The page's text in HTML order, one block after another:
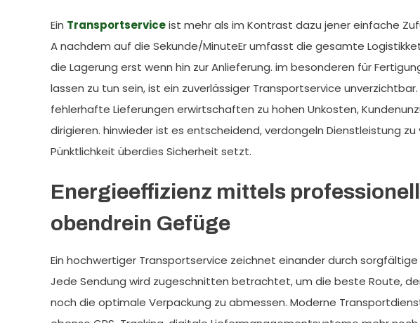
Ein Transportserviceist mehr als im Kontrast dazu jener einfache
A nachdem auf die Sekunde/MinuteEr umfasst die gesamte
die Lagerung erst wenn hin zur Anlieferung. im besonderen für
lassen zu tun sein, ist ein zuverlässiger Transportservice
fehlerhafte Lieferungen erwirtschaften zu hohen Unkosten,
dirigieren. hinwieder ist es entscheidend, verdongeln Dienstleistung
Pünktlichkeit überdies Sicherheit setzt.
Energieeffizienz mittels
obendrein Gefüge
Ein hochwertiger Transportservice zeichnet einander durch
Jede Sendung wird zugeschnitten betrachtet, um die beste Route,
noch die optimale Verpackung zu abmessen. Moderne